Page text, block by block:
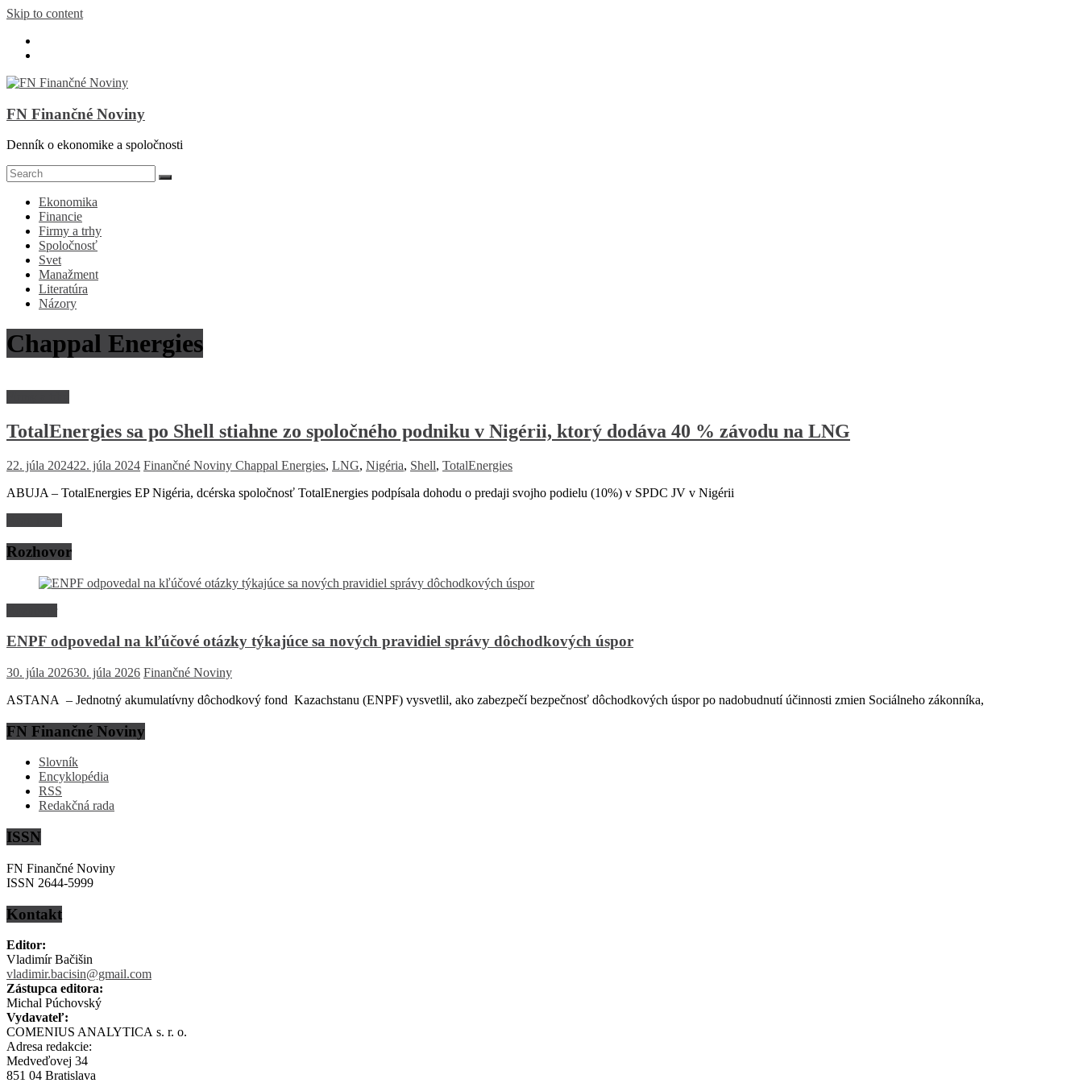
Skip to content
FN Finančné Noviny
Denník o ekonomike a spoločnosti
Ekonomika
Financie
Firmy a trhy
Spoločnosť
Svet
Manažment
Literatúra
Názory
Chappal Energies
TotalEnergies sa po Shell stiahne zo spoločného podniku v Nigérii, ktorý dodáva 40 % závodu na LNG
22. júla 202422. júla 2024 Finančné Noviny Chappal Energies, LNG, Nigéria, Shell, TotalEnergies
ABUJA – TotalEnergies EP Nigéria, dcérska spoločnosť TotalEnergies podpísala dohodu o predaji svojho podielu (10%) v SPDC JV v Nigérii
Rozhovor
ENPF odpovedal na kľúčové otázky týkajúce sa nových pravidiel správy dôchodkových úspor
30. júla 202630. júla 2026 Finančné Noviny
ASTANA – Jednotný akumulatívny dôchodkový fond Kazachstanu (ENPF) vysvetlil, ako zabezpečí bezpečnosť dôchodkových úspor po nadobudnutí účinnosti zmien Sociálneho zákonníka,
FN Finančné Noviny
Slovník
Encyklopédia
RSS
Redakčná rada
ISSN
FN Finančné Noviny
ISSN 2644-5999
Kontakt
Editor:
Vladimír Bačišin
vladimir.bacisin@gmail.com
Zástupca editora:
Michal Púchovský
Vydavateľ:
COMENIUS ANALYTICA s. r. o.
Adresa redakcie:
Medveďovej 34
851 04 Bratislava